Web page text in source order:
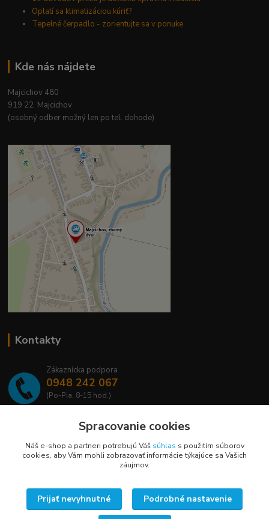
Oplatí sa klimatizáciou kúriť?
Tepelné čerpadlo - zorientujte sa v ponuke
Kde nás nájdete
Majcichov 480
919 22 Majcichov
(osobný odber možný len po tel. dohode)
Kontakty
Zákaznícka podpora
0948 242 067
(Po-Pia, 8-15 hod.)
info@lavafrost.sk
Upravit sběr cookies.
Spracovanie cookies
Náš e-shop a partneri potrebujú Váš súhlas s použitím súborov
cookies, aby Vám mohli zobrazovať informácie týkajúce sa Vašich
záujmov.
Prijať nevyhnutné Podrobné nastavenie